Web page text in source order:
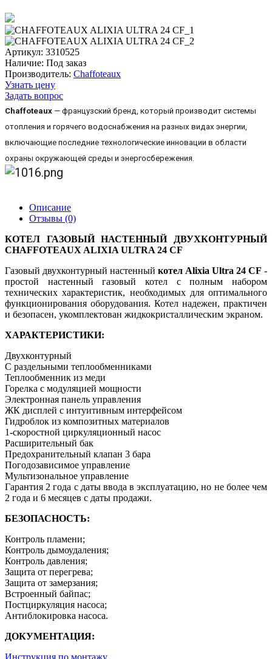
Артикул: 3310525
Наличие: Под заказ
Производитель: Chaffoteaux
Узнать цену
Задать вопрос
Chaffoteaux — французский бренд, который производит системы
отопления и горячего водоснабжения на разных видах энергии,
включающие последние технологические инновации в области
охраны окружающей среды и энергосбережения.
Описание
Отзывы (0)
КОТЕЛ ГАЗОВЫЙ НАСТЕННЫЙ ДВУХКОНТУРНЫЙ
CHAFFOTEAUX ALIXIA ULTRA 24 CF
Газовый двухконтурный настенный котел Alixia Ultra 24 СF -
простой настенный газовый котел с полным набором
технических характеристик, необходимых для оптимального
функционирования оборудования. Котел надежен, практичен
и безопасен, укомплектован жидкокристаллическим экраном.
ХАРАКТЕРИСТИКИ:
Двухконтурный
С раздельными теплообменниками
Теплообменник из меди
Горелка с модуляцией мощности
Электронная панель управления
ЖК дисплей с интуитивным интерфейсом
Гидроблок из композитных материалов
1-скоростной циркуляционный насос
Расширительный бак
Предохранительный клапан 3 бара
Погодозависимое управление
Мультизональное управление
Гарантия 2 года с даты ввода в эксплуатацию, но не более чем
2 года и 6 месяцев с даты продажи.
БЕЗОПАСНОСТЬ:
Контроль пламени;
Контроль дымоудаления;
Контроль давления;
Защита от перегрева;
Защита от замерзания;
Встроенный байпас;
Постциркуляция насоса;
Антиблокировка насоса.
ДОКУМЕНТАЦИЯ: